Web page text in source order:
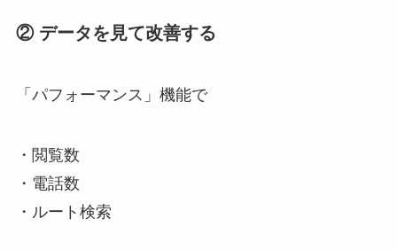
② データを見て改善する
「パフォーマンス」機能で
・閲覧数
・電話数
・ルート検索